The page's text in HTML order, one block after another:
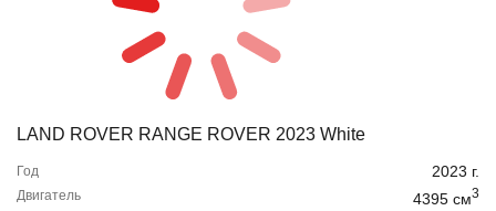
LAND ROVER RANGE ROVER 2023 White
Год 2023 г.
Двигатель 4395 cм3